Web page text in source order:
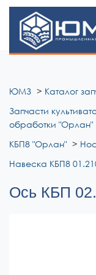
ЮМЗ
ЮМЗ
Каталог
Запчасти
обработки "Орлан"
КБП8 "Орлан"
Навеска КБП8
Ось КБП